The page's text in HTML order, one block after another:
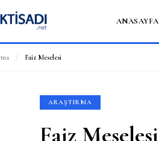
ANASAYFA
/ Faiz Meselesi
ARAŞTIRMA
Faiz Meselesi